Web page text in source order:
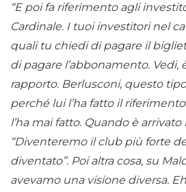
“E poi fa riferimento agli
Cardinale. I tuoi investitori nel
quali tu chiedi di pagare il
di pagare l’abbonamento. Vedi,
rapporto. Berlusconi, questo
perché lui l’ha fatto il
l’ha mai fatto. Quando è arrivato
“Diventeremo il club più forte
diventato”. Poi altra cosa, su
avevamo una visione diversa.